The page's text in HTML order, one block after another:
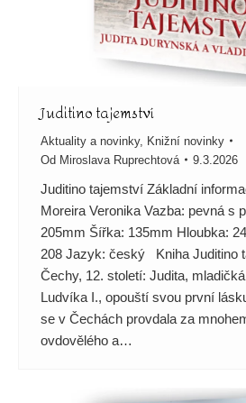
Juditino tajemství
Aktuality a novinky, Knižní novinky
Od Miroslava Ruprechtová 9.3.2026
Juditino tajemství Základní
Moreira Veronika Vazba: pevná s
205mm Šířka: 135mm Hloubka:
208 Jazyk: český Kniha Juditino
Čechy, 12. století: Judita,
Ludvíka I., opouští svou první
se v Čechách provdala za
ovdovělého a…